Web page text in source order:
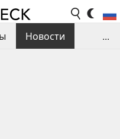
Новости
...